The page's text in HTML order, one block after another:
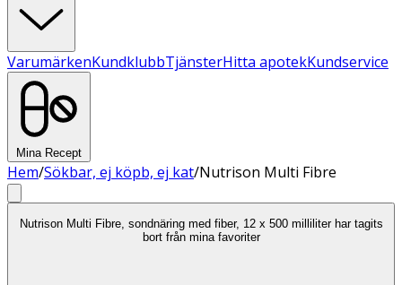
VarumärkenKundklubbTjänsterHitta apotekKundservice
Mina Recept
Hem/Sökbar, ej köpb, ej kat/Nutrison Multi Fibre
Nutrison Multi Fibre, sondnäring med fiber, 12 x 500 milliliter har tagits
bort från mina favoriter